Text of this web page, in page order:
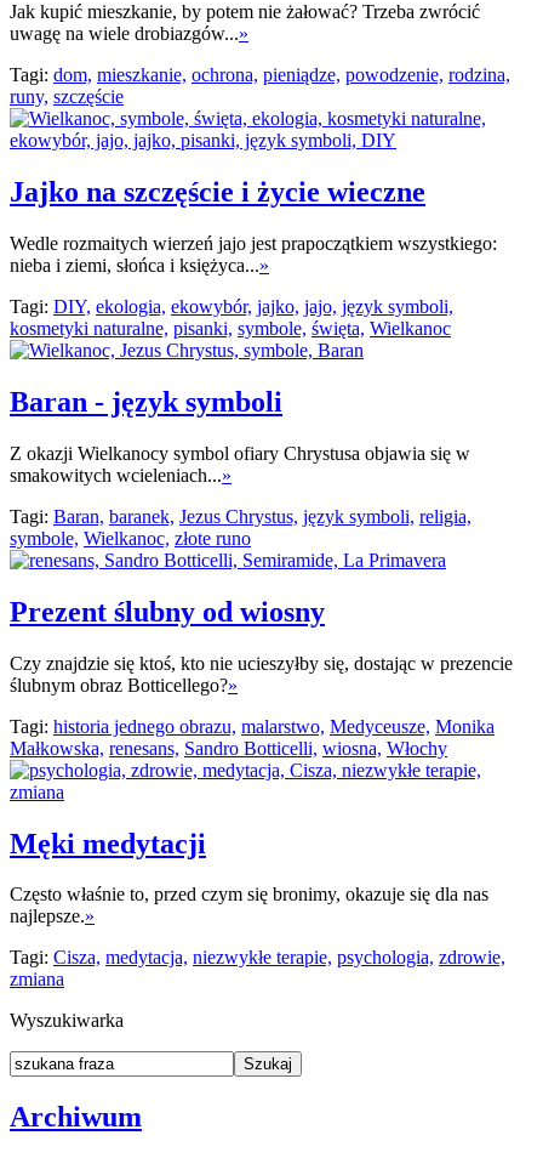
Jak kupić mieszkanie, by potem nie żałować? Trzeba zwrócić
uwagę na wiele drobiazgów...»
Tagi: dom, mieszkanie, ochrona, pieniądze, powodzenie, rodzina,
runy, szczęście
Jajko na szczęście i życie wieczne
Wedle rozmaitych wierzeń jajo jest prapoczątkiem wszystkiego:
nieba i ziemi, słońca i księżyca...»
Tagi: DIY, ekologia, ekowybór, jajko, jajo, język symboli,
kosmetyki naturalne, pisanki, symbole, święta, Wielkanoc
Baran - język symboli
Z okazji Wielkanocy symbol ofiary Chrystusa objawia się w
smakowitych wcieleniach...»
Tagi: Baran, baranek, Jezus Chrystus, język symboli, religia,
symbole, Wielkanoc, złote runo
Prezent ślubny od wiosny
Czy znajdzie się ktoś, kto nie ucieszyłby się, dostając w prezencie
ślubnym obraz Botticellego?»
Tagi: historia jednego obrazu, malarstwo, Medyceusze, Monika
Małkowska, renesans, Sandro Botticelli, wiosna, Włochy
Męki medytacji
Często właśnie to, przed czym się bronimy, okazuje się dla nas
najlepsze.»
Tagi: Cisza, medytacja, niezwykłe terapie, psychologia, zdrowie,
zmiana
Wyszukiwarka
Archiwum